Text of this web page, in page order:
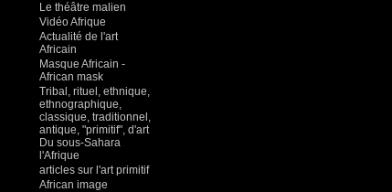
Le théâtre malien
Vidéo Afrique
Actualité de l'art
Africain
Masque Africain -
African mask
Tribal, rituel, ethnique,
ethnographique,
classique, traditionnel,
antique, "primitif", d'art
Du sous-Sahara
l'Afrique
articles sur l'art primitif
African image